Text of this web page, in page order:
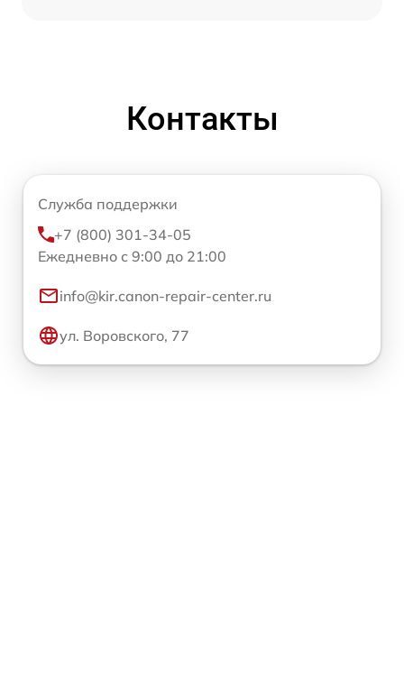
Контакты
Служба поддержки
+7 (800) 301-34-05
Ежедневно с 9:00 до 21:00
info@kir.canon-repair-center.ru
ул. Воровского, 77